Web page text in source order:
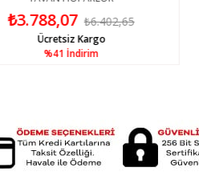
₺3.788,07 ₺6.402,65
%41 İndirim
Ücretsiz Kargo